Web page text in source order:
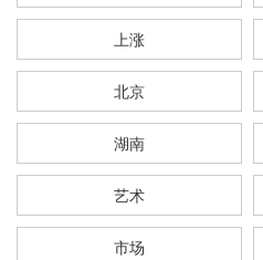
上涨
北京
湖南
艺术
市场